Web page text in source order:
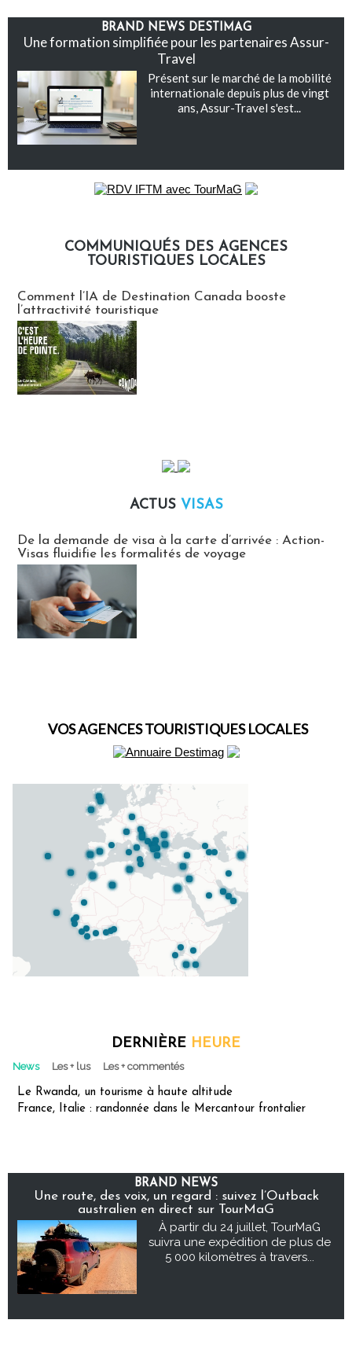
BRAND NEWS DESTIMAG
Une formation simplifiée pour les partenaires Assur-
Travel
Présent sur le marché de la mobilité
internationale depuis plus de vingt
ans, Assur-Travel s'est...
COMMUNIQUÉS DES AGENCES
TOURISTIQUES LOCALES
Comment l’IA de Destination Canada booste
l’attractivité touristique
ACTUS VISAS
De la demande de visa à la carte d’arrivée : Action-
Visas fluidifie les formalités de voyage
VOS AGENCES TOURISTIQUES LOCALES
DERNIÈRE HEURE
News Les + lus Les + commentés
Le Rwanda, un tourisme à haute altitude
France, Italie : randonnée dans le Mercantour frontalier
BRAND NEWS
Une route, des voix, un regard : suivez l’Outback
australien en direct sur TourMaG
À partir du 24 juillet, TourMaG
suivra une expédition de plus de
5 000 kilomètres à travers...